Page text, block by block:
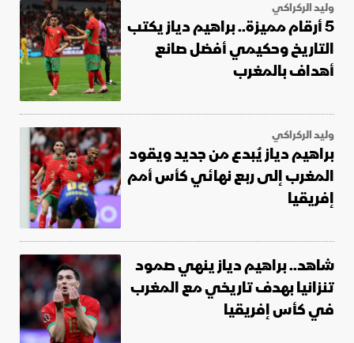
وليد الركراكي
5 أرقام مميزة.. براهيم دياز يكتب
التاريخ وحكيمي أفضل صانع
أهداف بالمغرب
وليد الركراكي
براهيم دياز يُبدع من جديد ويقود
المغرب إلى ربع نهائي كأس أمم
إفريقيا
شاهد.. براهيم دياز ينهي صمود
تنزانيا بهدف تاريخي مع المغرب
في كأس إفريقيا